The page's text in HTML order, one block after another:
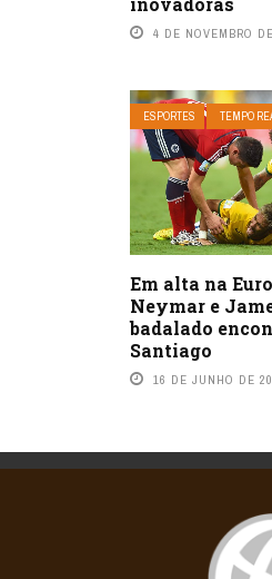
4 DE NOVEMBRO
ESPORTES TEMPO
Em alta na
Neymar e
badalado
Santiago
16 DE JUNHO DE